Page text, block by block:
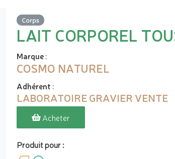
Corps
LAIT CORPOREL
Marque:
COSMO NATUREL
Adhérent :
LABORATOIRE GRAVIER VENTE
Acheter
Produit pour :